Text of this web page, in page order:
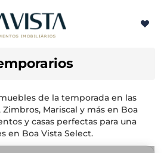
de la temporada en las
Mariscal y más en Boa
y casas perfectas para una
en Boa Vista Select.